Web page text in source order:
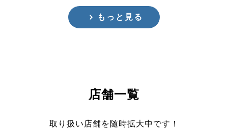
もっと見る
店舗一覧
取り扱い店舗を随時拡大中です！